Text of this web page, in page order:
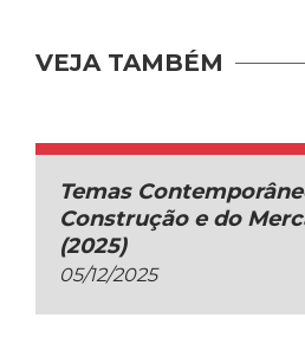
VEJA TAMBÉM
Temas
Construção e do
(2025)
05/12/2025